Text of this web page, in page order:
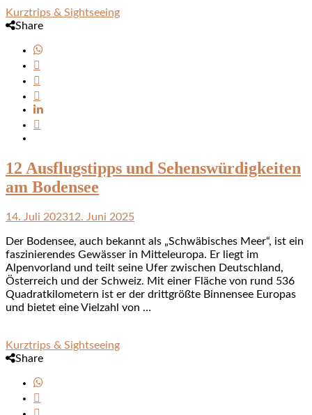
Kurztrips & Sightseeing
Share
12 Ausflugstipps und Sehenswürdigkeiten
am Bodensee
14. Juli 202312. Juni 2025
Der Bodensee, auch bekannt als „Schwäbisches Meer“, ist ein
faszinierendes Gewässer in Mitteleuropa. Er liegt im
Alpenvorland und teilt seine Ufer zwischen Deutschland,
Österreich und der Schweiz. Mit einer Fläche von rund 536
Quadratkilometern ist er der drittgrößte Binnensee Europas
und bietet eine Vielzahl von …
Kurztrips & Sightseeing
Share